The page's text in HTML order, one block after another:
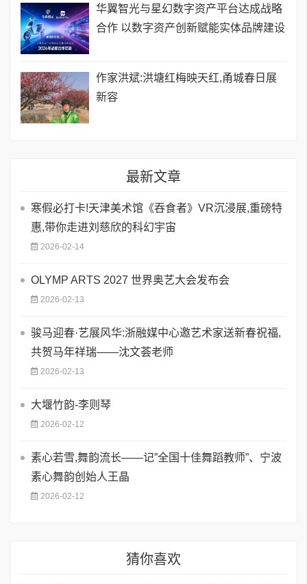
华翼智光与星幻数字资产平台达成战略
合作 以数字资产创新赋能实体品牌建设
作家洪斌:洪塘红梅映天红,甬城春日展
新容
最新文章
寒假必打卡!天津美术馆《吞食者》VR沉浸展,重磅特
惠,带你走进刘慈欣的科幻宇宙
2026-02-14
OLYMP ARTS 2027 世界奥艺大会发布会
2026-02-13
骏马迎春·艺展风华:浙融媒中心邀艺术家送新春祝福,
共贺马年祥瑞——沈文荟老师
2026-02-13
大堰竹韵-​李则琴
2026-02-12
素心若雪,舞韵流长——记”全国十佳舞蹈教师”、宁波
素心舞韵创始人王晶
2026-02-12
猜你喜欢